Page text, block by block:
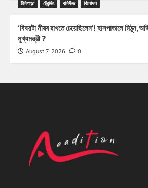
টলিপাড়া ট্রেন্ডিং বলিউড বিনোদন
‘বিষয়টা নীরব রাখতে চেয়েছিলেন’! হাসপাতালে
মুখ্যমন্ত্রী ?
August 7, 2026 0